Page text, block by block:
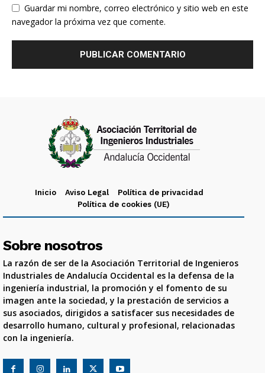
Guardar mi nombre, correo electrónico y sitio web en este
navegador la próxima vez que comente.
Inicio Aviso Legal
Política de privacidad
Política de cookies (UE)
Sobre nosotros
La razón de ser de la Asociación Territorial de Ingenieros
Industriales de Andalucía Occidental es la defensa de la
ingeniería industrial, la promoción y el fomento de su
imagen ante la sociedad, y la prestación de servicios a
sus asociados, dirigidos a satisfacer sus necesidades de
desarrollo humano, cultural y profesional, relacionadas
con la ingeniería.